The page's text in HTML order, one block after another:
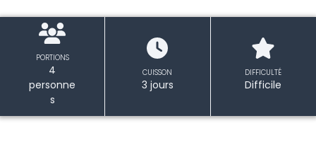
PORTIONS
4
personne
s
CUISSON
3 jours
DIFFICULTÉ
Difficile